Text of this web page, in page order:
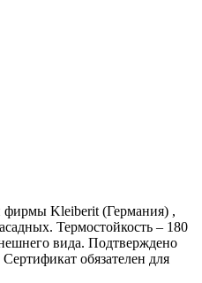
фирмы Kleiberit (Германия) ,
Термостойкость – 180
вида. Подтверждено
обязателен для